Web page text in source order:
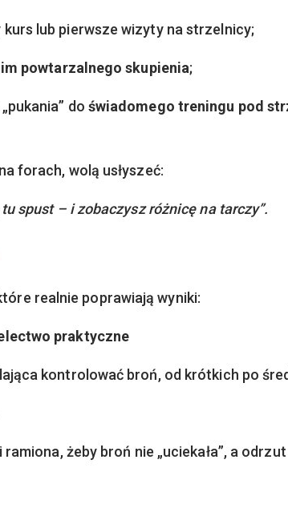
lub pierwsze wizyty na strzelnicy;
powtarzalnego skupienia;
do świadomego treningu pod
forach, wolą usłyszeć:
spust – i zobaczysz różnicę na tarczy”.
realnie poprawiają wyniki:
praktyczne
kontrolować broń, od krótkich po
ramiona, żeby broń nie „uciekała”, a